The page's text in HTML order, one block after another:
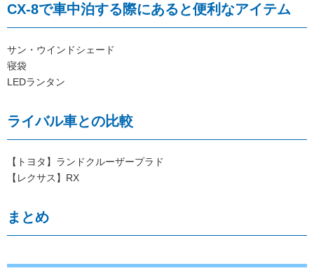
CX-8で車中泊する際にあると便利なアイテム
サン・ウインドシェード
寝袋
LEDランタン
ライバル車との比較
【トヨタ】ランドクルーザープラド
【レクサス】RX
まとめ